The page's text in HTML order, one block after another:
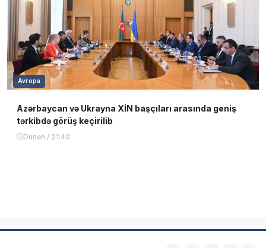
Avropa
Azərbaycan və Ukrayna XİN başçıları arasında geniş
tərkibdə görüş keçirilib
Dünən / 21:40